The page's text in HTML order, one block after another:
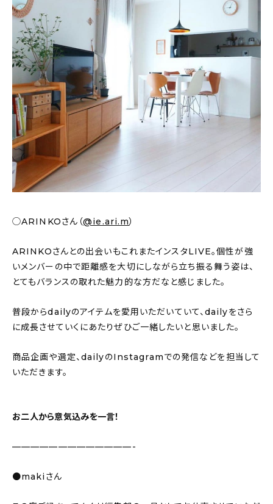
◯ARINKOさん（@ie.ari.m）
ARINKOさんとの出会いもこれまたインスタLIVE。個性が強
いメンバーの中で距離感を大切にしながら立ち振る舞う姿は、
とてもバランスの取れた魅力的な方だなと感じました。
普段からdailyのアイテムを愛用いただいていて、dailyをさら
に成長させていくにあたりぜひご一緒したいと思いました。
商品企画や選定、dailyのInstagramでの発信などを担当して
いただきます。
お二人から意気込みを一言！
—————————————-
●makiさん